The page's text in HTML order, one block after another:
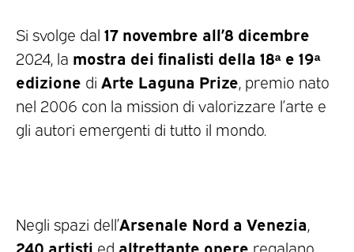
Si svolge dal 17 novembre all’8 dicembre
2024, la mostra dei finalisti della 18ᵃ e 19ᵃ
edizione di Arte Laguna Prize , premio nato
nel 2006 con la mission di valorizzare l’arte e
gli autori emergenti di tutto il mondo.
Negli spazi dell’Arsenale Nord a Venezia
240 artisti ed altrettante opere regalano